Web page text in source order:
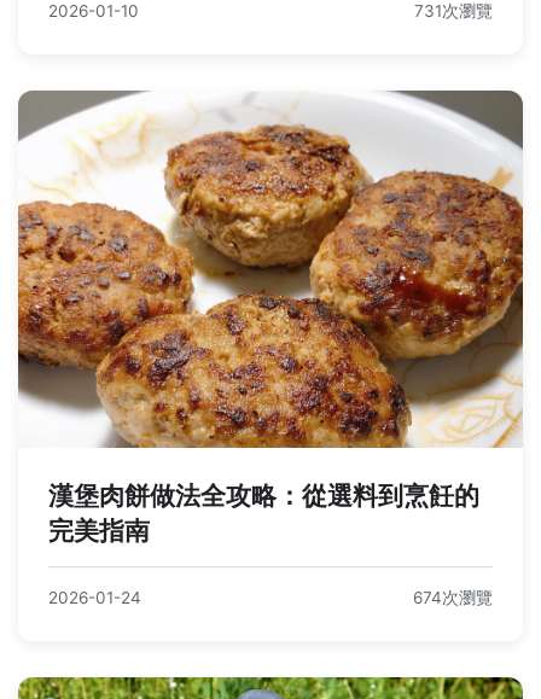
2026-01-10 731次瀏覽
漢堡肉餅做法全攻略：從選料到烹飪的
完美指南
2026-01-24 674次瀏覽